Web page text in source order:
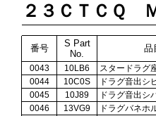
２３ＣＴＣＱ
番号
S Part
No.
品
0043 10LB6 スタードラグ
0044
10C0S ドラグ音出シ
0045
10J89 ドラグ音出シ
0046
13VG9 ドラグバネホ